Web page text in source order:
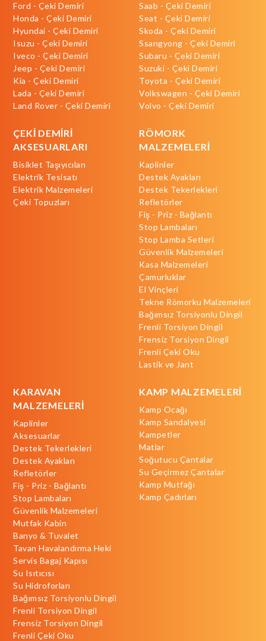
Ford - Çeki Demiri
Honda - Çeki Demiri
Hyundai - Çeki Demiri
Isuzu - Çeki Demiri
Iveco - Çeki Demiri
Jeep - Çeki Demiri
Kia - Çeki Demiri
Lada - Çeki Demiri
Land Rover - Çeki Demiri
Saab - Çeki Demiri
Seat - Çeki Demiri
Skoda - Çeki Demiri
Ssangyong - Çeki Demiri
Subaru - Çeki Demiri
Suzuki - Çeki Demiri
Toyota - Çeki Demiri
Volkswagen - Çeki Demiri
Volvo - Çeki Demiri
ÇEKİ DEMİRİ
AKSESUARLARI
Bisiklet Taşıyıcıları
Elektrik Tesisatı
Elektrik Malzemeleri
Çeki Topuzları
RÖMORK
MALZEMELERİ
Kaplinler
Destek Ayakları
Destek Tekerlekleri
Refletörler
Fiş - Priz - Bağlantı
Stop Lambaları
Stop Lamba Setleri
Güvenlik Malzemeleri
Kasa Malzemeleri
Çamurluklar
El Vinçleri
Tekne Römorku Malzemeleri
Bağımsız Torsiyonlu Dingil
Frenli Torsiyon Dingil
Frensiz Torsiyon Dingil
Frenli Çeki Oku
Lastik ve Jant
KARAVAN
MALZEMELERİ
Kaplinler
Aksesuarlar
Destek Tekerlekleri
Destek Ayakları
Refletörler
Fiş - Priz - Bağlantı
Stop Lambaları
Güvenlik Malzemeleri
Mutfak Kabin
Banyo & Tuvalet
Tavan Havalandırma Heki
Servis Bagaj Kapısı
Su Isıtıcısı
Su Hidroforları
Bağımsız Torsiyonlu Dingil
Frenli Torsiyon Dingil
Frensiz Torsiyon Dingil
Frenli Çeki Oku
KAMP MALZEMELERİ
Kamp Ocağı
Kamp Sandalyesi
Kampetler
Matlar
Soğutucu Çantalar
Su Geçirmez Çantalar
Kamp Mutfağı
Kamp Çadırları